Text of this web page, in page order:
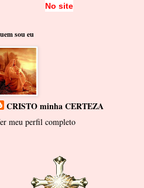
No site
sou eu
CRISTO minha CERTEZA
meu perfil completo